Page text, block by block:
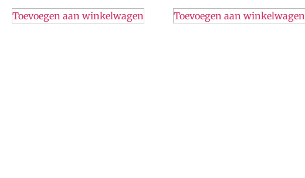
Toevoegen aan winkelwagen Toevoegen aan winkelwagen